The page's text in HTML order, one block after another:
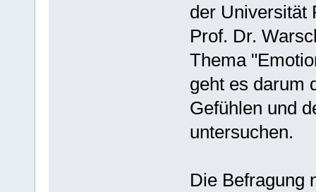
der Universität
Prof. Dr.
Thema
geht es darum
Gefühlen und
untersuchen.
Die Befragung